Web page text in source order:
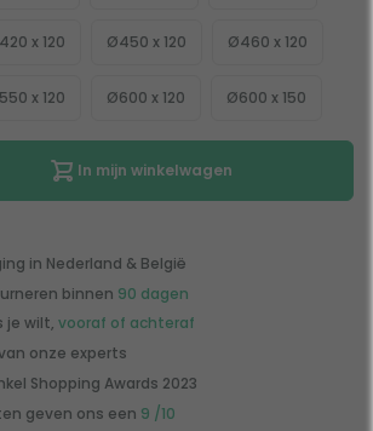
x 120 Ø450 x 120 Ø460 x 120
x 120 Ø600 x 120 Ø600 x 150
In mijn winkelwagen
in Nederland & België
binnen 90 dagen
je wilt, vooraf of achteraf
onze experts
Shopping Awards 2023
geven ons een 9 /10